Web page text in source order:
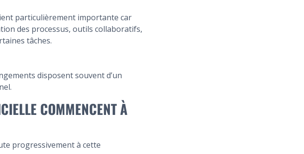
particulièrement importante car
des processus, outils collaboratifs,
tâches.
disposent souvent d’un
COMMENCENT À
progressivement à cette